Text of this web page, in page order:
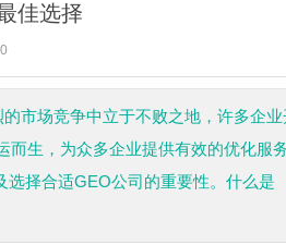
佳选择
市场竞争中立于不败之地，许多企业
生，为众多企业提供有效的优化服务
择合适GEO公司的重要性。什么是